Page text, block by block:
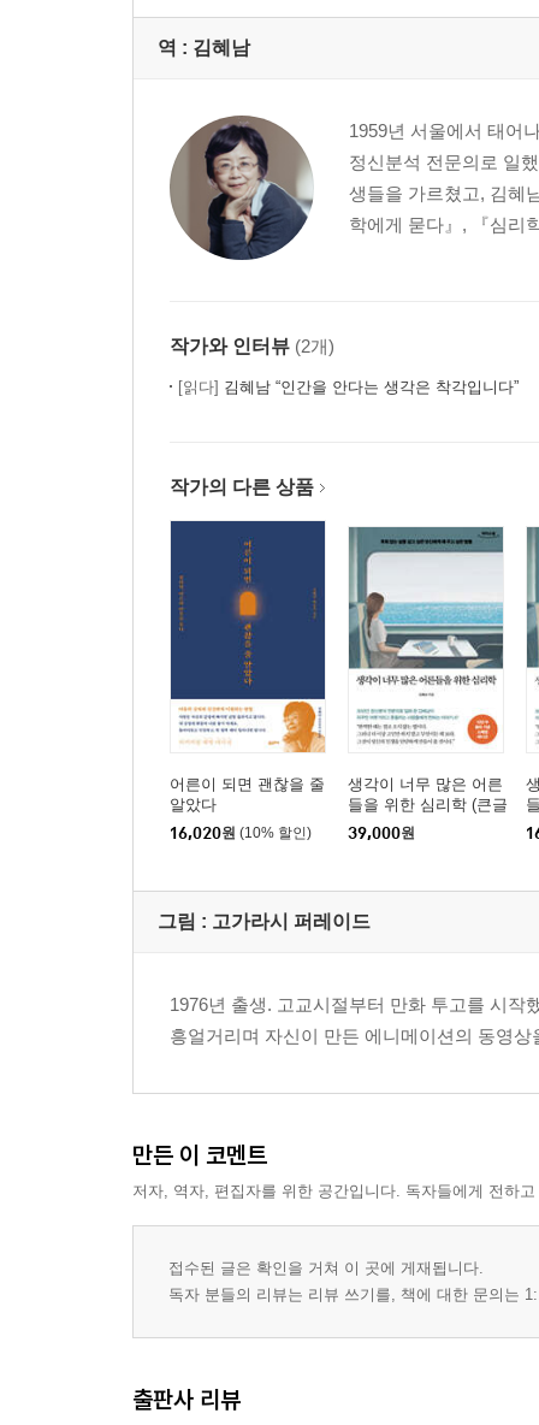
역 : 김혜남
1959년 서울에서 태어
정신분석 전문의로 일
생들을 가르쳤고, 김혜
학에게 묻다』, 『심리
작가와 인터뷰 (2개)
[읽다] 김혜남 “인간을 안다는 생각은 착각입니다”
작가의 다른 상품
어른이 되면 괜찮을 줄
알았다
16,020원 (10% 할인)
생각이 너무 많은 어른
들을 위한 심리학 (큰글
자도서)
39,000원
그림 : 고가라시 퍼레이드
1976년 출생. 고교시절부터 만화 투고를 시작
흥얼거리며 자신이 만든 에니메이션의 동영
만든 이 코멘트
저자, 역자, 편집자를 위한 공간입니다. 독자들에게 전하
접수된 글은 확인을 거쳐 이 곳에 게재됩니다.
독자 분들의 리뷰는 리뷰 쓰기를, 책에 대한 문의는
출판사 리뷰